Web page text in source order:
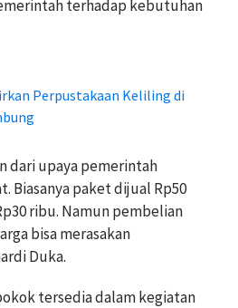
terhadap kebutuhan
Perpustakaan Keliling di
dari upaya pemerintah
Biasanya paket dijual Rp50
ribu. Namun pembelian
bisa merasakan
Duka.
tersedia dalam kegiatan